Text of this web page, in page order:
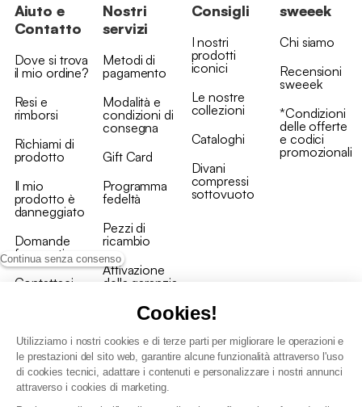
Continua senza consenso
Cookies!
Utilizziamo i nostri cookies e di terze parti per migliorare le operazioni e
le prestazioni del sito web, garantire alcune funzionalità attraverso l'uso
di cookies tecnici, adattare i contenuti e personalizzare i nostri annunci
attraverso i cookies di marketing.
Aiuto e
Contatto
Dove si trova
il mio ordine?
Resi e
rimborsi
Richiami di
prodotto
Il mio
prodotto è
danneggiato
Domande
frequenti
Contattaci
Nostri
servizi
Metodi di
pagamento
Modalità e
condizioni di
consegna
Gift Card
Programma
fedeltà
Pezzi di
ricambio
Attivazione
della garanzia
Consigli
I nostri
prodotti
iconici
Le nostre
collezioni
Cataloghi
Divani
compressi
sottovuoto
sweeek
Chi siamo
Recensioni
sweeek
*Condizioni
delle offerte
e codici
promozionali
Condizioni generali vendita